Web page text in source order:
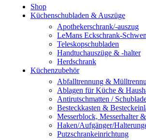
Shop
Küchenschubladen & Auszüge
Apothekerschrank/-auszug
LeMans Eckschrank-
Teleskopschubladen
Handtuchauszüge & -halter
Herdschrank
Küchenzubehör
Abfalltrennung &
Ablagen für Küche &
Antirutschmatten /
Besteckkasten &
Messerblock, Messerhalter
Haken/Aufgänger/
Putzschrankeinrichtung